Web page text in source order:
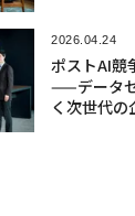
2026.04.24
ポストAI競
——データ
く次世代の